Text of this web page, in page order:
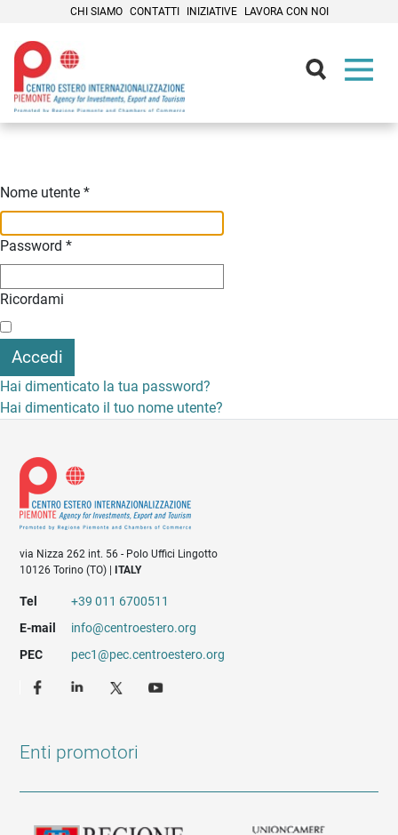
CHI SIAMO CONTATTI INIZIATIVE LAVORA CON NOI
Nome utente *
Password *
Ricordami
Accedi
Hai dimenticato la tua password?
Hai dimenticato il tuo nome utente?
via Nizza 262 int. 56 - Polo Uffici Lingotto
10126 Torino (TO) |
ITALY
Tel
+39 011 6700511
E-mail
info@centroestero.org
PEC
pec1@pec.centroestero.org
Enti promotori